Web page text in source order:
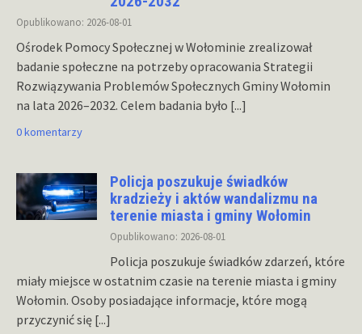
Opublikowano: 2026-08-01
Ośrodek Pomocy Społecznej w Wołominie zrealizował
badanie społeczne na potrzeby opracowania Strategii
Rozwiązywania Problemów Społecznych Gminy Wołomin
na lata 2026–2032. Celem badania było [...]
0 komentarzy
Policja poszukuje świadków
kradzieży i aktów wandalizmu na
terenie miasta i gminy Wołomin
Opublikowano: 2026-08-01
Policja poszukuje świadków zdarzeń, które
miały miejsce w ostatnim czasie na terenie miasta i gminy
Wołomin. Osoby posiadające informacje, które mogą
przyczynić się [...]